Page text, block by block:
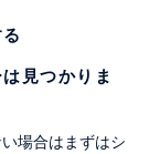
見つかりま
場合はまずはシ